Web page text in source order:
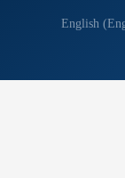
English (